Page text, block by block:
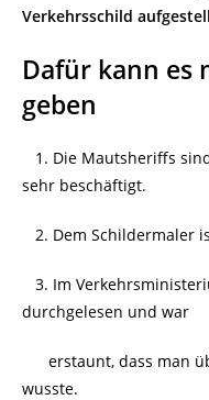
Verkehrsschild
Dafür kann es
geben
1. Die Mautsheriffs
sehr beschäftigt.
2. Dem Schildermaler
3. Im
durchgelesen und war
erstaunt, dass man
wusste.